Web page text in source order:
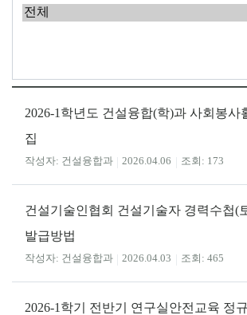
2026-1학년도 건설융합(학)과 사회봉사
집
건설융합과 2026.04.06 173
건설기술인협회 건설기술자 경력수첩(
발급방법
건설융합과 2026.04.03 465
2026-1학기 전반기 연구실안전교육 정